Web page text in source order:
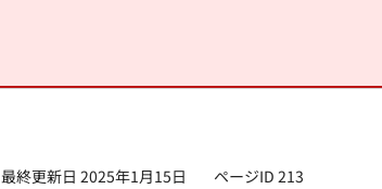
最終更新日 2025年1月15日 ページID 213